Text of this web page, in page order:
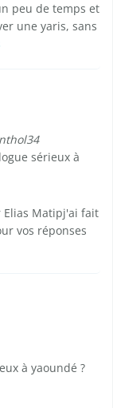
peu de temps et
une yaris, sans
sérieux à
Matipj'ai fait
vos réponses
à yaoundé ?